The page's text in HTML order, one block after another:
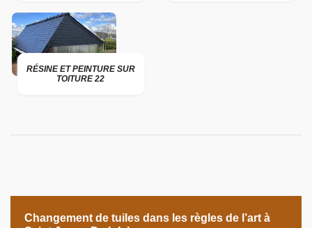
RÉSINE ET PEINTURE SUR
TOITURE 22
Changement de tuiles dans les règles de l’art à